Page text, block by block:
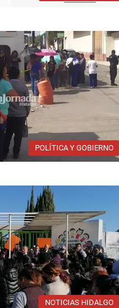
POLÍTICA Y GOBIERNO
NOTICIAS HIDALGO